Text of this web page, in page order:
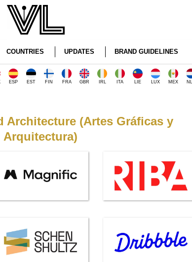
COUNTRIES UPDATES BRAND GUIDELINES
ESP EST FIN FRA GBR IRL ITA LIE LUX MEX
Architecture (Artes Gráficas y
Arquitectura)